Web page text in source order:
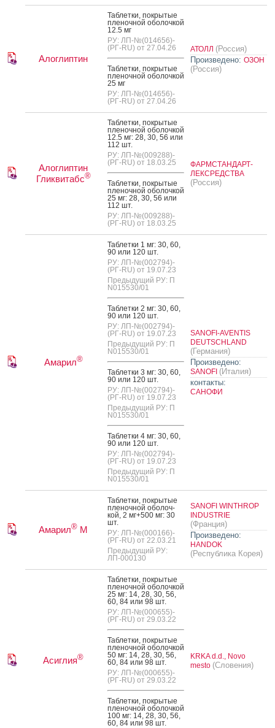
Алоглиптин
Таб­летки, пок­ры­тые
пле­ноч­ной обо­лоч­кой
12.5 мг
РУ: ЛП-№(014656)-
(РГ-RU) от 27.04.26
Таб­летки, пок­ры­тые
пле­ноч­ной обо­лоч­кой
25 мг
РУ: ЛП-№(014656)-
(РГ-RU) от 27.04.26
АТОЛЛ (Россия)
Произведено: ОЗОН
(Россия)
Алоглиптин
Гликвитабс®
Таб­летки, пок­ры­тые
пле­ноч­ной обо­лоч­кой
12.5 мг: 28, 30, 56 или
112 шт.
РУ: ЛП-№(009288)-
(РГ-RU) от 18.03.25
Таб­летки, пок­ры­тые
пле­ноч­ной обо­лоч­кой
25 мг: 28, 30, 56 или
112 шт.
РУ: ЛП-№(009288)-
(РГ-RU) от 18.03.25
ФАРМСТАНДАРТ-
ЛЕКСРЕДСТВА
(Россия)
Амарил®
Таб­летки 1 мг: 30, 60,
90 или 120 шт.
РУ: ЛП-№(002794)-
(РГ-RU) от 19.07.23
Предыдущий РУ: П
N015530/01
Таб­летки 2 мг: 30, 60,
90 или 120 шт.
РУ: ЛП-№(002794)-
(РГ-RU) от 19.07.23
Предыдущий РУ: П
N015530/01
Таб­летки 3 мг: 30, 60,
90 или 120 шт.
РУ: ЛП-№(002794)-
(РГ-RU) от 19.07.23
Предыдущий РУ: П
N015530/01
Таб­летки 4 мг: 30, 60,
90 или 120 шт.
РУ: ЛП-№(002794)-
(РГ-RU) от 19.07.23
Предыдущий РУ: П
N015530/01
SANOFI-AVENTIS
DEUTSCHLAND
(Германия)
Произведено:
SANOFI (Италия)
контакты:
САНОФИ
Амарил® М
Таб­летки, пок­ры­тые
пле­ноч­ной обо­лоч­
кой, 2 мг+500 мг: 30
шт.
РУ: ЛП-№(000166)-
(РГ-RU) от 22.03.21
Предыдущий РУ:
ЛП-000130
SANOFI WINTHROP
INDUSTRIE
(Франция)
Произведено:
HANDOK
(Республика Корея)
Асиглия®
Таб­летки, пок­ры­тые
пле­ноч­ной обо­лоч­кой
25 мг: 14, 28, 30, 56,
60, 84 или 98 шт.
РУ: ЛП-№(000655)-
(РГ-RU) от 29.03.22
Таб­летки, пок­ры­тые
пле­ноч­ной обо­лоч­кой
50 мг: 14, 28, 30, 56,
60, 84 или 98 шт.
РУ: ЛП-№(000655)-
(РГ-RU) от 29.03.22
Таб­летки, пок­ры­тые
пле­ноч­ной обо­лоч­кой
100 мг: 14, 28, 30, 56,
60, 84 или 98 шт.
KRKA d.d., Novo
mesto (Словения)